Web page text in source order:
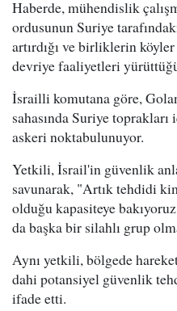
Haberde, mühendislik
ordusunun Suriye
artırdığı ve birliklerin
devriye faaliyetleri
İsrailli komutana göre,
sahasında Suriye
askeri noktabulunuyor.
Yetkili, İsrail'in güvenlik
savunarak, "Artık tehdidi
olduğu kapasiteye
da başka bir silahlı grup
Aynı yetkili, bölgede
dahi potansiyel güvenlik
ifade etti.